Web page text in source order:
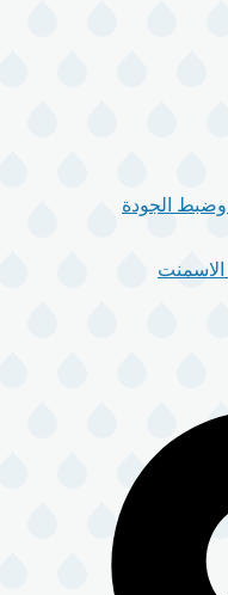
وضبط الجودة
الاسمنت